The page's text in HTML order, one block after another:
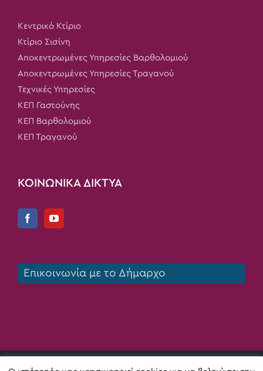
Κεντρικό Κτίριο
Κτίριο Σισίνη
Αποκεντρωμένες Υπηρεσίες Βαρθολομιού
Αποκεντρωμένες Υπηρεσίες Τραγανού
Τεχνικές Υπηρεσίες
ΚΕΠ Γαστούνης
ΚΕΠ Βαρθολομιού
ΚΕΠ Τραγανού
ΚΟΙΝΩΝΙΚΑ ΔΙΚΤΥΑ
Επικοινωνία με το Δήμαρχο
Copyright 2020 Δήμος Πηνειού | All Rights Reserved |